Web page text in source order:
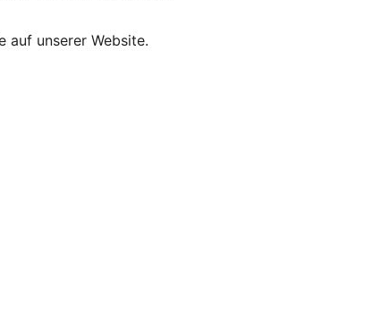
auf unserer Website.